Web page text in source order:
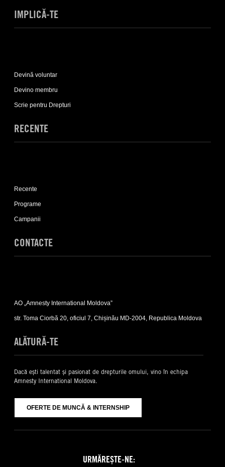
IMPLICĂ-TE
Implică-
te
sub-
list
Devină voluntar
Devino membru
Scrie pentru Drepturi
RECENTE
Recente
sub-
list
Recente
Programe
Campanii
CONTACTE
Contacte
sub-
list
AO „Amnesty International Moldova”
str. Toma Ciorbă 20, oficiul 7, Chișinău MD-2004, Republica Moldova
ALĂTURĂ-TE
Dacă ești talentat și pasionat de drepturile omului, vino în echipa
Amnesty International Moldova.
OFERTE DE MUNCĂ & INTERNSHIP
URMĂREȘTE-NE: